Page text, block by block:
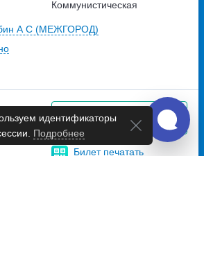
Купить билет
Билет печатать
Коммунистическая
А С (МЕЖГОРОД)
идентификаторы
Подробнее